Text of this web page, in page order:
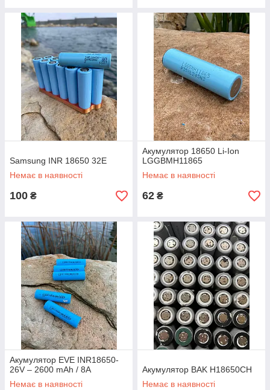
Samsung INR 18650 32E
Немає в наявності
100 ₴
Акумулятор 18650 Li-Ion
LGGBMH11865
Немає в наявності
62 ₴
Акумулятор EVE INR18650-
26V – 2600 mAh / 8A
Немає в наявності
Акумулятор BAK H18650CH
Немає в наявності